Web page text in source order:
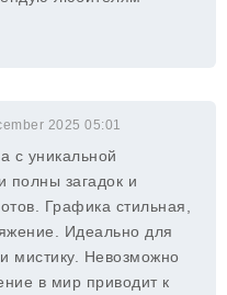
2025 05:01
с уникальной
полны загадок и
Графика стильная,
Идеально для
мистику. Невозможно
в мир приводит к